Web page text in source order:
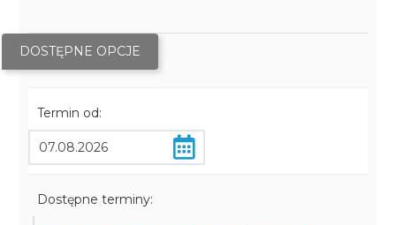
DOSTĘPNE OPCJE
Termin od:
Dostępne terminy: